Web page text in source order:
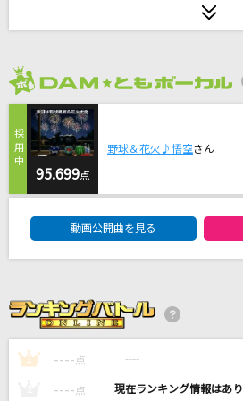
Brave Love,TIGA
[生音]ツキミソウ
君が好きだと叫びたい
BAAD
[生音]長い髪
FOMARE
いのちの歌
竹内まりや
95.699点
野球＆花火♪悟空さん
動画公開曲を見る
1 ---- 点 ----
---- 点 ----